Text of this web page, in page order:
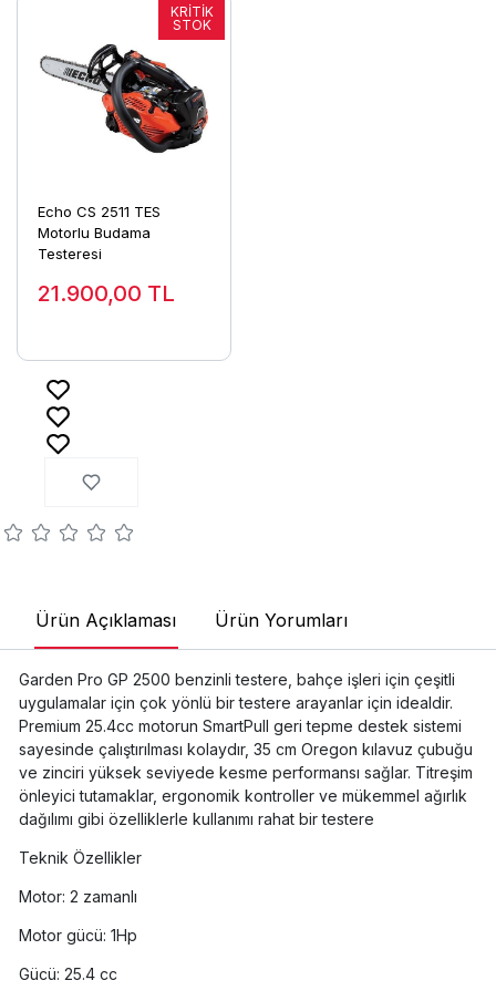
Echo CS 2511 TES
Motorlu Budama
Testeresi
21.900,00 TL
Ürün Açıklaması Ürün Yorumları
Garden Pro GP 2500 benzinli testere, bahçe işleri için çeşitli
uygulamalar için çok yönlü bir testere arayanlar için idealdir.
Premium 25.4cc motorun SmartPull geri tepme destek sistemi
sayesinde çalıştırılması kolaydır, 35 cm Oregon kılavuz çubuğu
ve zinciri yüksek seviyede kesme performansı sağlar. Titreşim
önleyici tutamaklar, ergonomik kontroller ve mükemmel ağırlık
dağılımı gibi özelliklerle kullanımı rahat bir testere
Teknik Özellikler
Motor: 2 zamanlı
Motor gücü: 1Hp
Gücü: 25.4 cc